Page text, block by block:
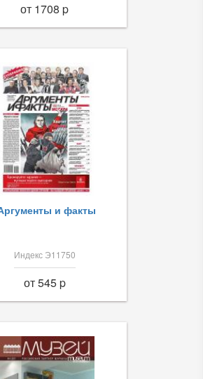
от 1708 p
и факты
Индекс Э11750
от 545 p